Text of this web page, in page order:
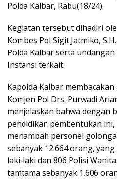
Polda Kalbar, Rabu(18/24).
Kegiatan tersebut dihadiri
Kombes Pol Sigit Jatmiko,
Polda Kalbar serta
Instansi terkait.
Kapolda Kalbar
Komjen Pol Drs. Purwadi
menjelaskan bahwa dengan
pendidikan pembentukan
menambah personel
sebanyak 12.664 orang,
laki-laki dan 806 Polisi
tamtama sebanyak 1.606